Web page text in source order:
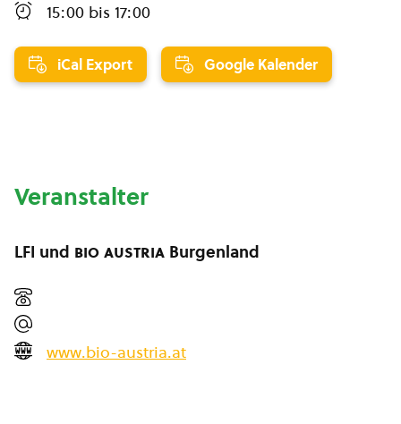
15:00 bis 17:00
iCal Export Google Kalender
Veranstalter
LFI und bio austria Burgenland
www.bio-austria.at